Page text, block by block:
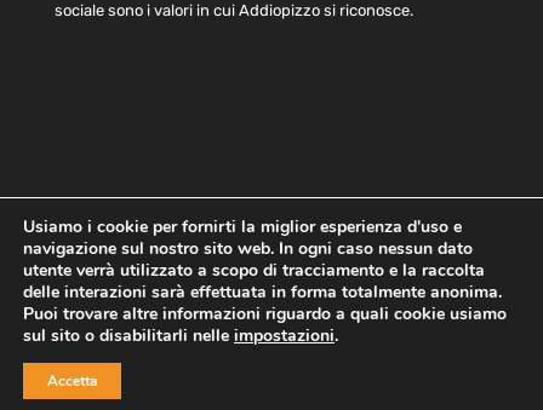
sociale sono i valori in cui Addiopizzo si riconosce.
Home Statuto e bilancio
Contatti
Privacy
Cookie Child Protection Policy
Copyright © 2021 AddioPizzo | Tutti i diritti riservati | Sede
Usiamo i cookie per fornirti la miglior esperienza d'uso e
navigazione sul nostro sito web. In ogni caso nessun dato
utente verrà utilizzato a scopo di tracciamento e la raccolta
delle interazioni sarà effettuata in forma totalmente anonima.
Puoi trovare altre informazioni riguardo a quali cookie usiamo
sul sito o disabilitarli nelle impostazioni.
Accetta